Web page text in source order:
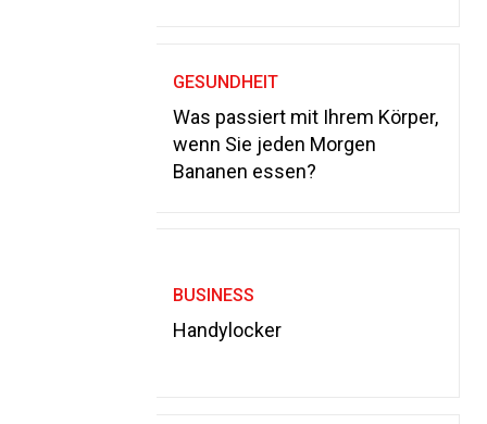
GESUNDHEIT
Was passiert mit Ihrem Körper,
wenn Sie jeden Morgen
Bananen essen?
BUSINESS
Handylocker